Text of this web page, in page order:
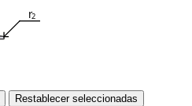
r2
Restablecer seleccionadas